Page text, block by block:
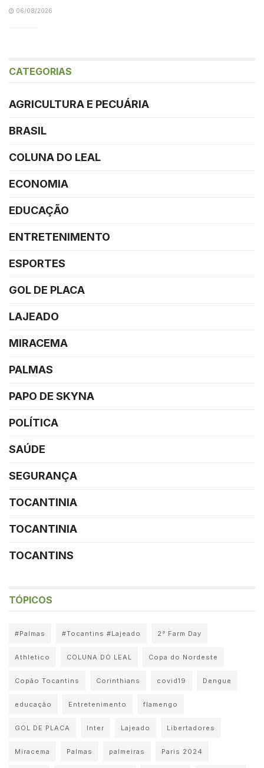
06/08/2026
CATEGORIAS
AGRICULTURA E PECUÁRIA
BRASIL
COLUNA DO LEAL
ECONOMIA
EDUCAÇÃO
ENTRETENIMENTO
ESPORTES
GOL DE PLACA
LAJEADO
MIRACEMA
PALMAS
PAPO DE SKYNA
POLÍTICA
SAÚDE
SEGURANÇA
TOCANTINIA
TOCANTINIA
TOCANTINS
TÓPICOS
#Palmas #Tocantins #Lajeado 2° Farm Day
Athletico COLUNA DO LEAL Copa do Nordeste
Copão Tocantins Corinthians covid19 Dengue
educação Entretenimento flamengo
GOL DE PLACA Inter Lajeado Libertadores
Miracema Palmas palmeiras Paris 2024